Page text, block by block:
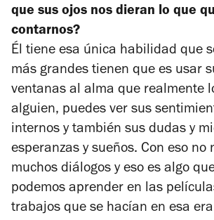
que sus ojos nos dieran lo que
contarnos?
Él tiene esa única habilidad que
más grandes tienen que es usar
ventanas al alma que realmente
alguien, puedes ver sus
internos y también sus dudas y
esperanzas y sueños. Con eso no
muchos diálogos y eso es algo
podemos aprender en las
trabajos que se hacían en esa